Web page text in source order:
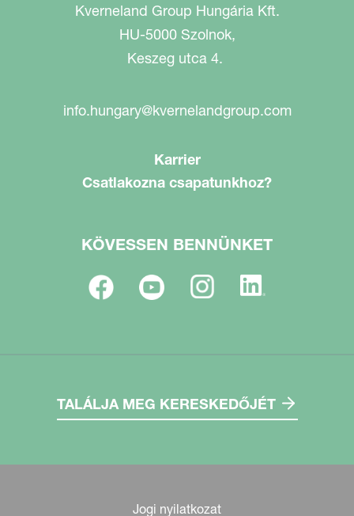
Kverneland Group Hungária Kft.
HU-5000 Szolnok,
Keszeg utca 4.
info.hungary@kvernelandgroup.com
Karrier
Csatlakozna csapatunkhoz?
KÖVESSEN BENNÜNKET
TALÁLJA MEG KERESKEDŐJÉT
Jogi nyilatkozat